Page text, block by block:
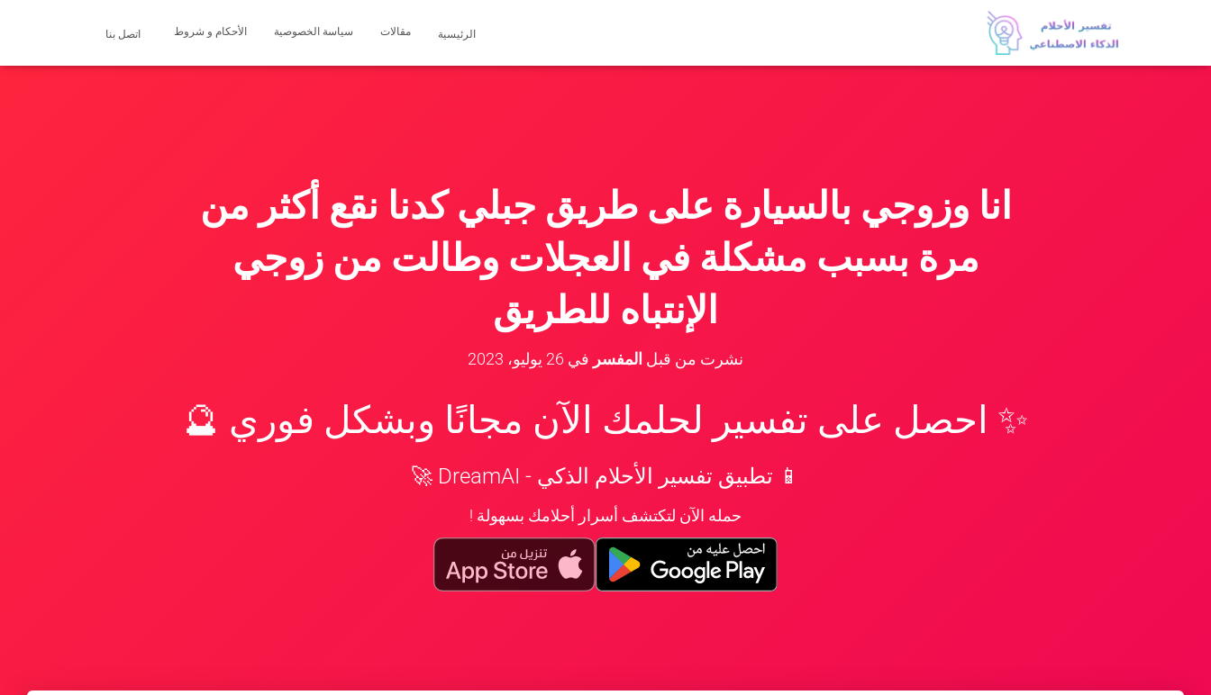
الرئيسية مقالات سياسة الخصوصية الأحكام و شروط اتصل بنا
انا وزوجي بالسيارة على طريق جبلي كدنا نقع أكثر من
مرة بسبب مشكلة في العجلات وطالت من زوجي
الإنتباه للطريق
نشرت من قبل المفسر في 26 يوليو، 2023
✨ احصل على تفسير لحلمك الآن مجانًا وبشكل فوري 🔮
📱 تطبيق تفسير الأحلام الذكي - DreamAI 🚀
حمله الآن لتكتشف أسرار أحلامك بسهولة !